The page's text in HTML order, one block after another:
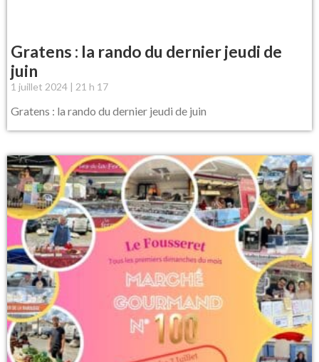
Gratens : la rando du dernier jeudi de
juin
1 juillet 2024 21 h 17
Gratens : la rando du dernier jeudi de juin